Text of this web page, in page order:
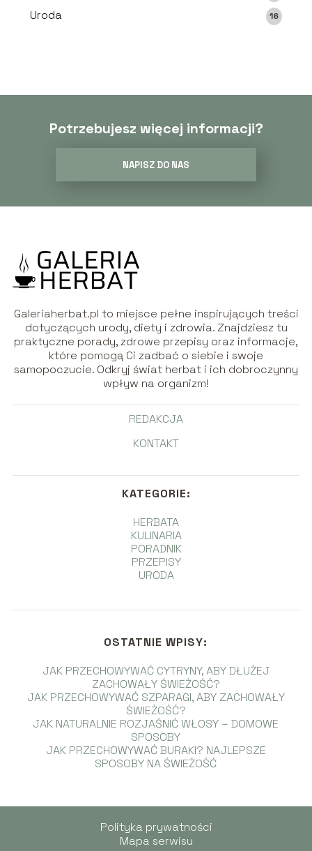
Uroda 16
Potrzebujesz więcej informacji?
NAPISZ DO NAS
Galeriaherbat.pl to miejsce pełne inspirujących treści
dotyczących urody, diety i zdrowia. Znajdziesz tu
praktyczne porady, zdrowe przepisy oraz informacje,
które pomogą Ci zadbać o siebie i swoje
samopoczucie. Odkryj świat herbat i ich dobroczynny
wpływ na organizm!
REDAKCJA
KONTAKT
KATEGORIE:
HERBATA
KULINARIA
PORADNIK
PRZEPISY
URODA
OSTATNIE WPISY:
JAK PRZECHOWYWAĆ CYTRYNY, ABY DŁUŻEJ
ZACHOWAŁY ŚWIEŻOŚĆ?
JAK PRZECHOWYWAĆ SZPARAGI, ABY ZACHOWAŁY
ŚWIEŻOŚĆ?
JAK NATURALNIE ROZJAŚNIĆ WŁOSY – DOMOWE
SPOSOBY
JAK PRZECHOWYWAĆ BURAKI? NAJLEPSZE
SPOSOBY NA ŚWIEŻOŚĆ
Polityka prywatności
Mapa serwisu